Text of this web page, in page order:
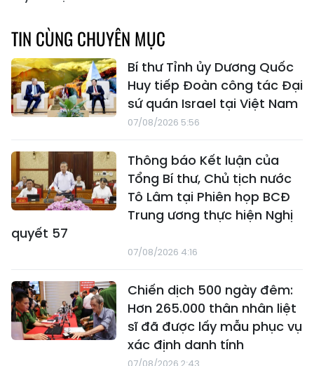
TIN CÙNG CHUYÊN MỤC
Bí thư Tỉnh ủy Dương Quốc
Huy tiếp Đoàn công tác Đại
sứ quán Israel tại Việt Nam
07/08/2026 5:56
Thông báo Kết luận của
Tổng Bí thư, Chủ tịch nước
Tô Lâm tại Phiên họp BCĐ
Trung ương thực hiện Nghị
quyết 57
07/08/2026 4:16
Chiến dịch 500 ngày đêm:
Hơn 265.000 thân nhân liệt
sĩ đã được lấy mẫu phục vụ
xác định danh tính
07/08/2026 2:43